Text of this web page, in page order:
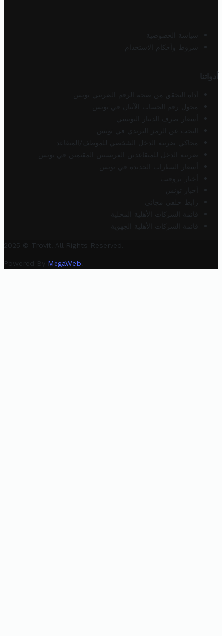
سياسة الخصوصية
شروط وأحكام الاستخدام
أدواتنا
أداة التحقق من صحة الرقم الضريبي تونس
محول رقم الحساب الآيبان في تونس
أسعار صرف الدينار التونسي
البحث عن الرمز البريدي في تونس
محاكي ضريبة الدخل الشخصي للموظف/المتقاعد
ضريبة الدخل للمتقاعدين الفرنسيين المقيمين في تونس
أسعار السيارات الجديدة في تونس
أخبار تروفيت
أخبار تونس
رابط خلفي مجاني
قائمة الشركات الأهلية المحلية
قائمة الشركات الأهلية الجهوية
2025 © Trovit. All Rights Reserved.
Powered By MegaWeb